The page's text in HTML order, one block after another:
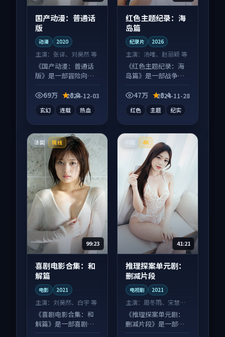
国产动漫：普通话
版
动漫 2020
主演： 张译、刘昊然 等
《国产动漫：普通话
版》是一部冒险向动
错过，字幕区常有惊
69万 8.8
2024-12-03
玄幻 连载 热血
红色主题纪录：海
岛篇
纪录片 2026
主演： 汤唯、赵丽颖 等
《红色主题纪录：海
岛篇》是一部战争向
论度高，适合配弹幕
47万 8.4
2024-11-28
红色 主题 纪实
法国 院线
99:23
喜剧电影合集：和
解篇
电影 2021
主演： 刘昊然、白宇 等
《喜剧电影合集：和
解篇》是一部喜剧向
4K
41:21
推理探案单元剧：
删减片段
电视剧 2021
主演： 周冬雨、宋慧乔
等
《推理探案单元剧：
删减片段》是一部悬